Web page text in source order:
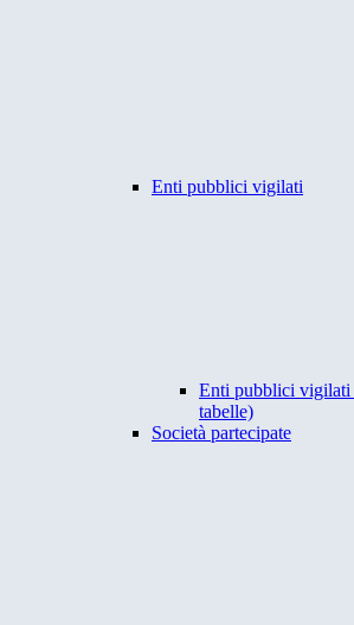
Enti pubblici vigilati
Enti pubblici vigilati
tabelle)
Società partecipate